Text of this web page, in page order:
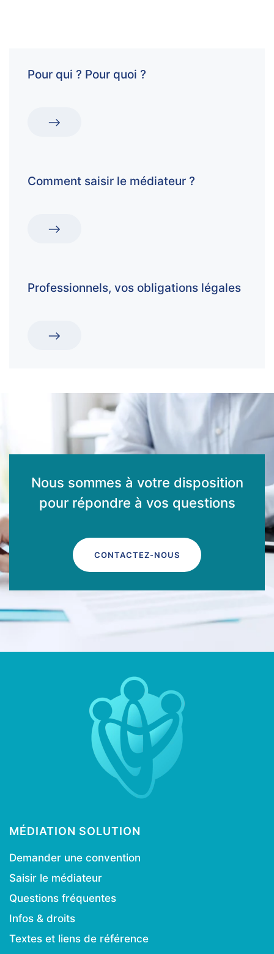
Pour qui ? Pour quoi ?
Comment saisir le médiateur ?
Professionnels, vos obligations légales
Nous sommes à votre disposition
pour répondre à vos questions
CONTACTEZ-NOUS
MÉDIATION SOLUTION
Demander une convention
Saisir le médiateur
Questions fréquentes
Infos & droits
Textes et liens de référence